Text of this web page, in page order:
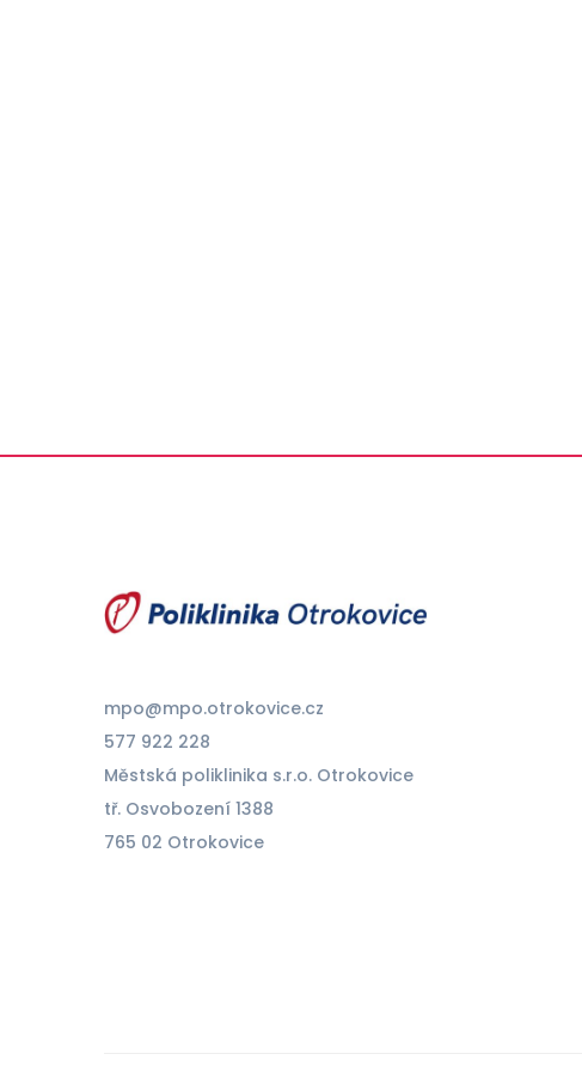
mpo@mpo.otrokovice.cz
577 922 228
Městská poliklinika s.r.o. Otrokovice
tř. Osvobození 1388
765 02 Otrokovice